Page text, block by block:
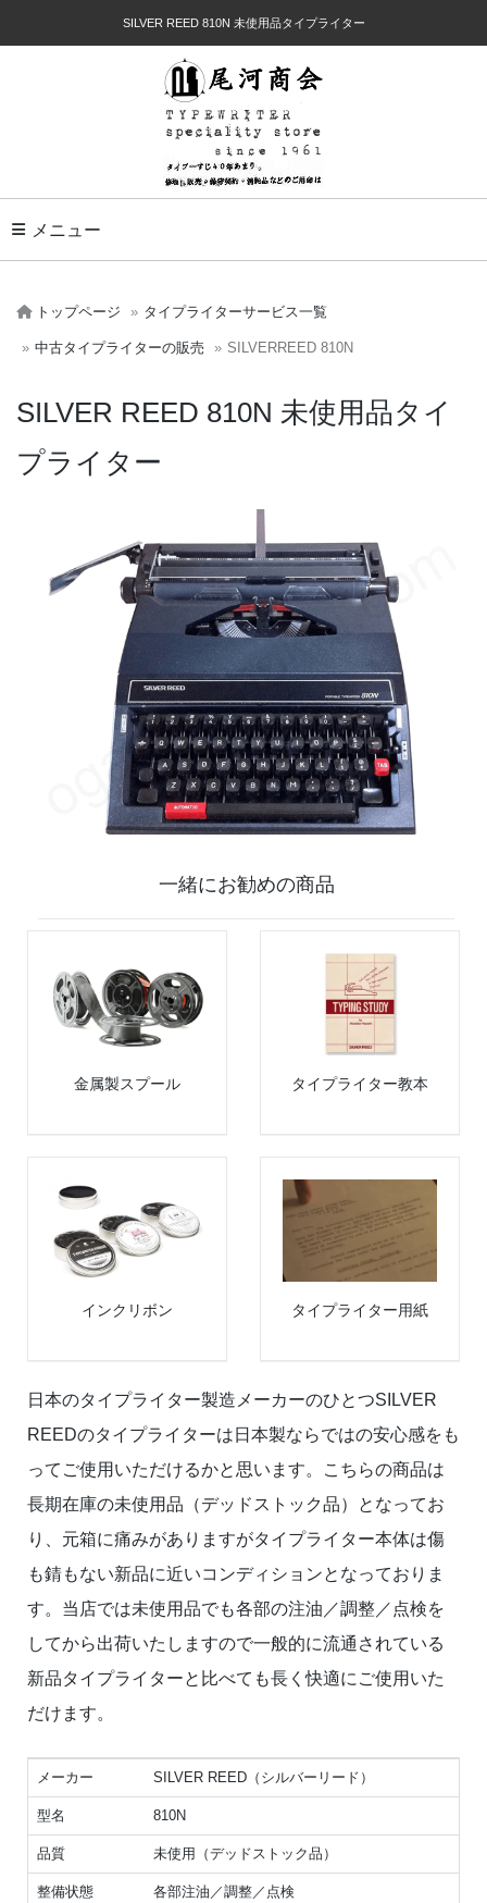
SILVER REED 810N 未使用品タイプライター
Toggle Navigation
メニュー
トップページ タイプライターサービス一覧
中古タイプライターの販売 SILVERREED 810N
SILVER REED 810N 未使用品タイ
プライター
一緒にお勧めの商品
金属製スプール タイプライター教本
インクリボン タイプライター用紙
日本のタイプライター製造メーカーのひとつSILVER
REEDのタイプライターは日本製ならではの安心感をも
ってご使用いただけるかと思います。こちらの商品は
長期在庫の未使用品（デッドストック品）となってお
り、元箱に痛みがありますがタイプライター本体は傷
も錆もない新品に近いコンディションとなっておりま
す。当店では未使用品でも各部の注油／調整／点検を
してから出荷いたしますので一般的に流通されている
新品タイプライターと比べても長く快適にご使用いた
だけます。
メーカー SILVER REED（シルバーリード）
型名 810N
品質 未使用（デッドストック品）
整備状態 各部注油／調整／点検